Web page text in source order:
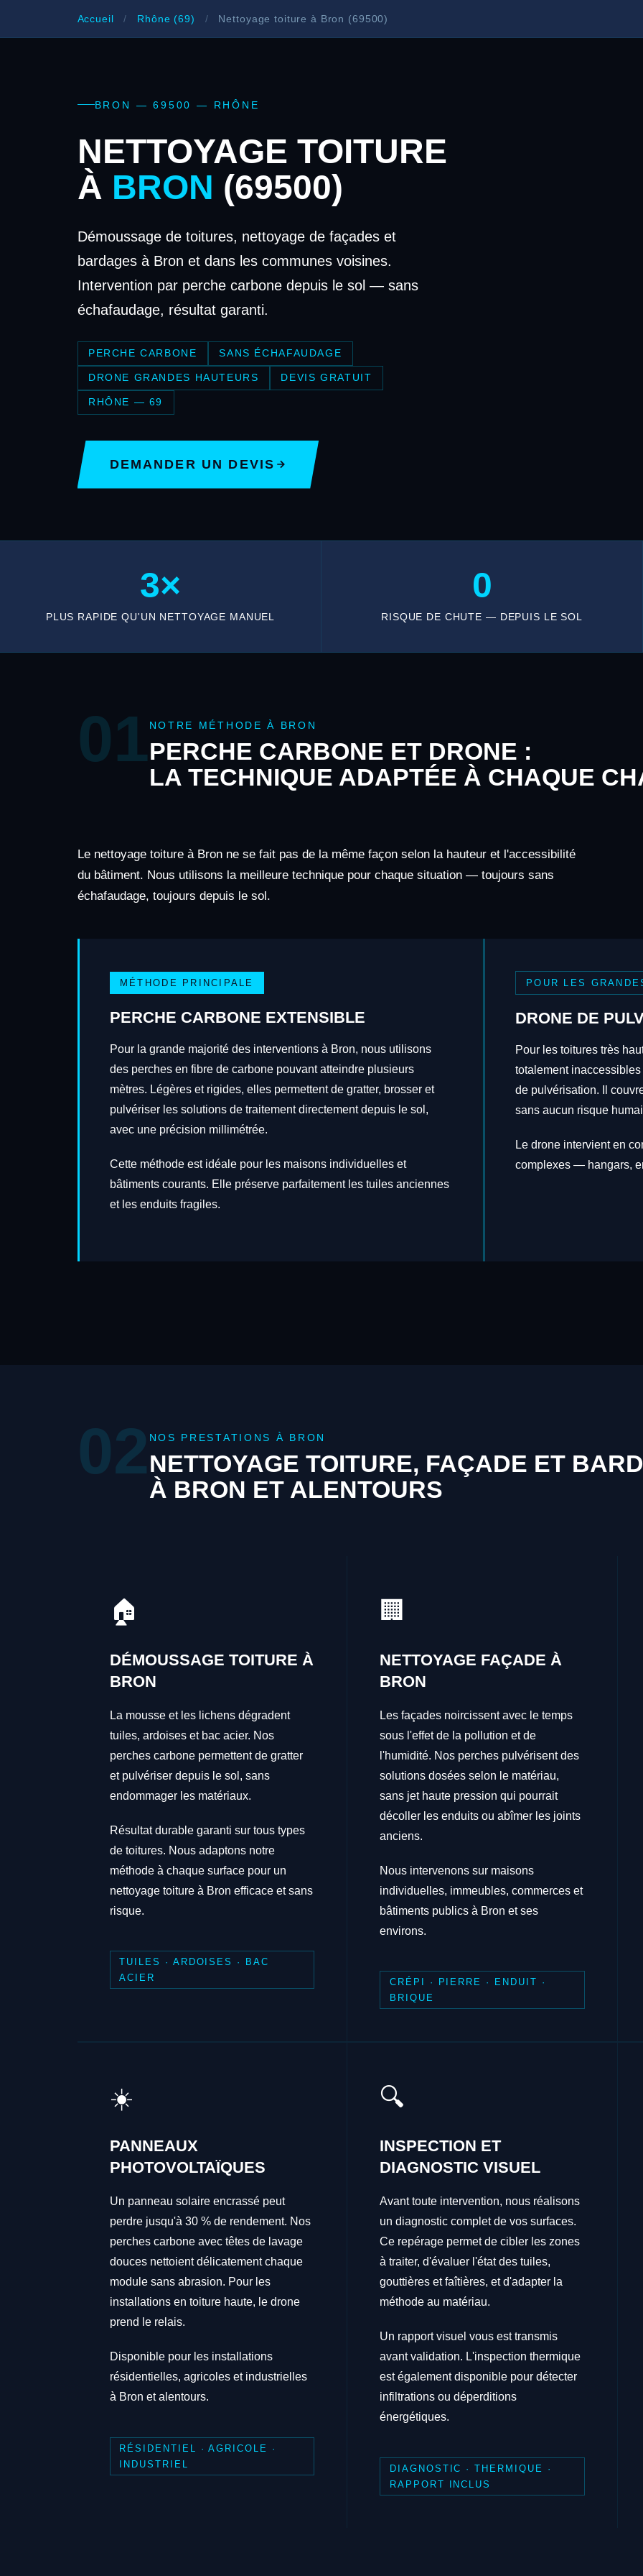
Accueil / Rhône (69) / Nettoyage toiture à Bron (69500)
BRON — 69500 — RHÔNE
NETTOYAGE TOITURE
À BRON (69500)
Démoussage de toitures, nettoyage de façades et
bardages à Bron et dans les communes voisines.
Intervention par perche carbone depuis le sol — sans
échafaudage, résultat garanti.
PERCHE CARBONE SANS ÉCHAFAUDAGE
DRONE GRANDES HAUTEURS DEVIS GRATUIT
RHÔNE — 69
DEMANDER UN DEVIS
3×
PLUS RAPIDE QU'UN NETTOYAGE MANUEL
0
RISQUE DE CHUTE — DEPUIS LE SOL
01 NOTRE MÉTHODE À BRON
PERCHE CARBONE ET DRONE :
LA TECHNIQUE ADAPTÉE À CHAQUE
Le nettoyage toiture à Bron ne se fait pas de la même façon selon la hauteur et l'accessibilité
du bâtiment. Nous utilisons la meilleure technique pour chaque situation — toujours sans
échafaudage, toujours depuis le sol.
MÉTHODE PRINCIPALE
PERCHE CARBONE EXTENSIBLE
Pour la grande majorité des interventions à Bron, nous utilisons
des perches en fibre de carbone pouvant atteindre plusieurs
mètres. Légères et rigides, elles permettent de gratter, brosser et
pulvériser les solutions de traitement directement depuis le sol,
avec une précision millimétrée.
Cette méthode est idéale pour les maisons individuelles et
bâtiments courants. Elle préserve parfaitement les tuiles anciennes
et les enduits fragiles.
POUR LES
DRONE DE
Pour les toitures très
totalement
de pulvérisation. Il
sans aucun risque
Le drone intervient en
complexes — hangars,
02 NOS PRESTATIONS À BRON
NETTOYAGE TOITURE, FAÇADE ET
À BRON ET ALENTOURS
🏠
DÉMOUSSAGE TOITURE À
BRON
La mousse et les lichens dégradent
tuiles, ardoises et bac acier. Nos
perches carbone permettent de gratter
et pulvériser depuis le sol, sans
endommager les matériaux.
Résultat durable garanti sur tous types
de toitures. Nous adaptons notre
méthode à chaque surface pour un
nettoyage toiture à Bron efficace et sans
risque.
TUILES · ARDOISES · BAC
ACIER
🏢
NETTOYAGE FAÇADE À
BRON
Les façades noircissent avec le temps
sous l'effet de la pollution et de
l'humidité. Nos perches pulvérisent des
solutions dosées selon le matériau,
sans jet haute pression qui pourrait
décoller les enduits ou abîmer les joints
anciens.
Nous intervenons sur maisons
individuelles, immeubles, commerces et
bâtiments publics à Bron et ses
environs.
CRÉPI · PIERRE · ENDUIT ·
BRIQUE
☀️
PANNEAUX
PHOTOVOLTAÏQUES
Un panneau solaire encrassé peut
perdre jusqu'à 30 % de rendement. Nos
perches carbone avec têtes de lavage
douces nettoient délicatement chaque
module sans abrasion. Pour les
installations en toiture haute, le drone
prend le relais.
Disponible pour les installations
résidentielles, agricoles et industrielles
à Bron et alentours.
RÉSIDENTIEL · AGRICOLE ·
INDUSTRIEL
🔍
INSPECTION ET
DIAGNOSTIC VISUEL
Avant toute intervention, nous réalisons
un diagnostic complet de vos surfaces.
Ce repérage permet de cibler les zones
à traiter, d'évaluer l'état des tuiles,
gouttières et faîtières, et d'adapter la
méthode au matériau.
Un rapport visuel vous est transmis
avant validation. L'inspection thermique
est également disponible pour détecter
infiltrations ou déperditions
énergétiques.
DIAGNOSTIC · THERMIQUE ·
RAPPORT INCLUS